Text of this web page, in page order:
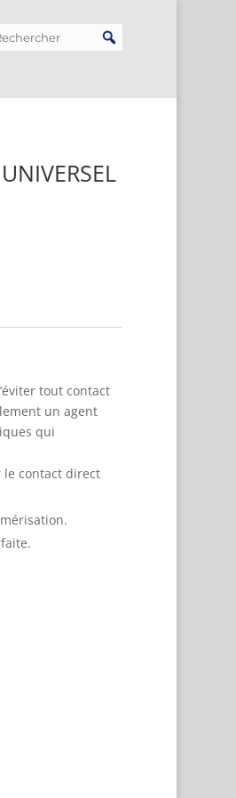
tout contact
un agent
qui
contact direct